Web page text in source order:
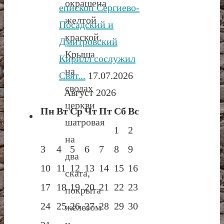
окрашена
желтой
краской.
Крыша
на
сводах
церкви
шатровая
на
два
ската,
покрыта
железом
епископ Сергиево-
Посадский и
Дмитровский
Кирилл сослужил
Свят... 17.07.2026
Август 2026
Пн ВтСрЧтПт СбВс
1
2
3
4 5 6 7 8
9
10 11 12 13 14 15 16
17 18 19 20 21 22 23
24 25 26 27 28 29 30